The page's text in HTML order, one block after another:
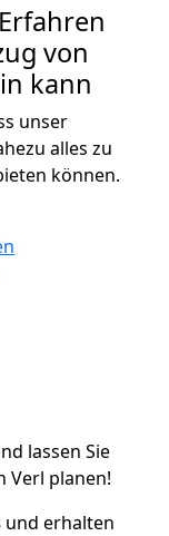
von
kann
unser
alles zu
können.
lassen Sie
Verl planen!
und erhalten